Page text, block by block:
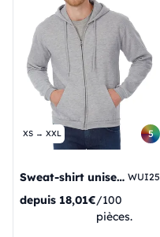
XS → XXL 5
Sweat-shirt unisexe ID205 WUI25
depuis 18,01€/100
pièces.